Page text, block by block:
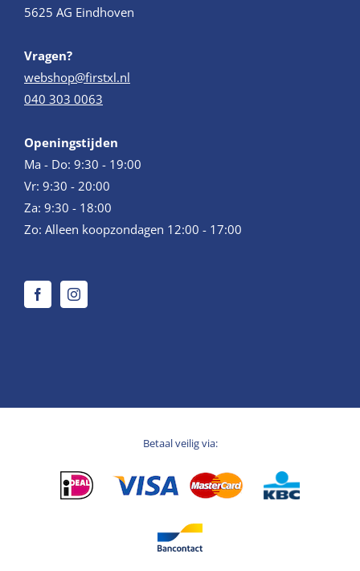
5625 AG Eindhoven
Vragen?
webshop@firstxl.nl
040 303 0063
Openingstijden
Ma - Do: 9:30 - 19:00
Vr: 9:30 - 20:00
Za: 9:30 - 18:00
Zo: Alleen koopzondagen 12:00 - 17:00
Betaal veilig via: